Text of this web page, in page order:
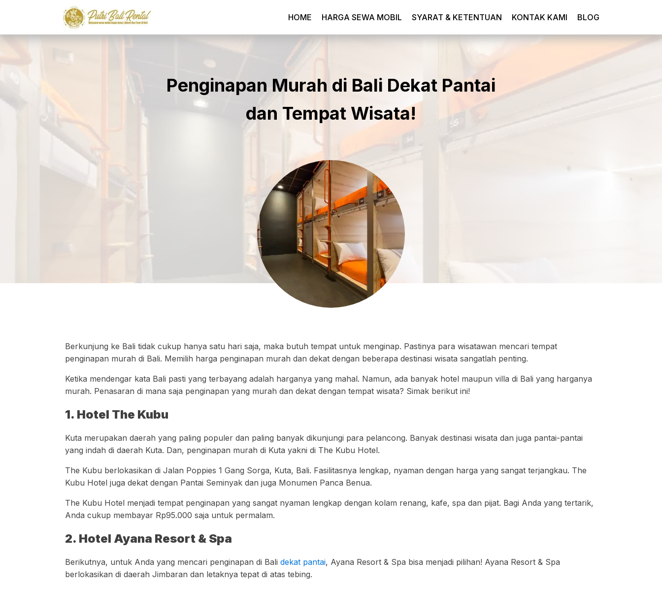
HOME HARGA SEWA MOBIL SYARAT & KETENTUAN KONTAK KAMI BLOG
Penginapan Murah di Bali Dekat Pantai
dan Tempat Wisata!
Berkunjung ke Bali tidak cukup hanya satu hari saja, maka butuh tempat untuk menginap. Pastinya para wisatawan mencari tempat
penginapan murah di Bali. Memilih harga penginapan murah dan dekat dengan beberapa destinasi wisata sangatlah penting.
Ketika mendengar kata Bali pasti yang terbayang adalah harganya yang mahal. Namun, ada banyak hotel maupun villa di Bali yang harganya
murah. Penasaran di mana saja penginapan yang murah dan dekat dengan tempat wisata? Simak berikut ini!
1. Hotel The Kubu
Kuta merupakan daerah yang paling populer dan paling banyak dikunjungi para pelancong. Banyak destinasi wisata dan juga pantai-pantai
yang indah di daerah Kuta. Dan, penginapan murah di Kuta yakni di The Kubu Hotel.
The Kubu berlokasikan di Jalan Poppies 1 Gang Sorga, Kuta, Bali. Fasilitasnya lengkap, nyaman dengan harga yang sangat terjangkau. The
Kubu Hotel juga dekat dengan Pantai Seminyak dan juga Monumen Panca Benua.
The Kubu Hotel menjadi tempat penginapan yang sangat nyaman lengkap dengan kolam renang, kafe, spa dan pijat. Bagi Anda yang tertarik,
Anda cukup membayar Rp95.000 saja untuk permalam.
2. Hotel Ayana Resort & Spa
Berikutnya, untuk Anda yang mencari penginapan di Bali dekat pantai, Ayana Resort & Spa bisa menjadi pilihan! Ayana Resort & Spa
berlokasikan di daerah Jimbaran dan letaknya tepat di atas tebing.